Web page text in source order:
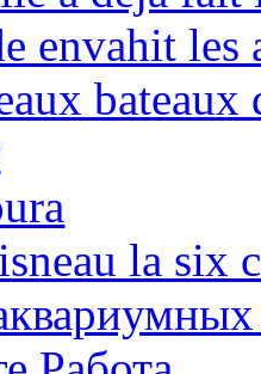
envahit les
bateaux
la six